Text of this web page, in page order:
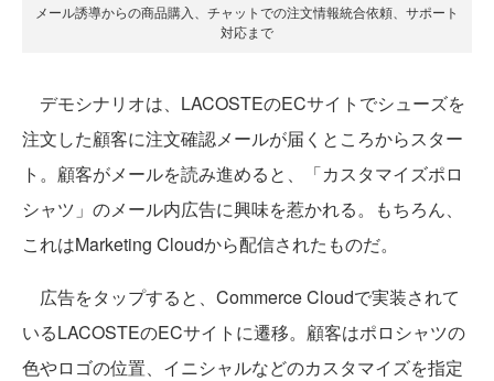
メール誘導からの商品購入、チャットでの注文情報統合依頼、サポート
対応まで
デモシナリオは、LACOSTEのECサイトでシューズを
注文した顧客に注文確認メールが届くところからスター
ト。顧客がメールを読み進めると、「カスタマイズポロ
シャツ」のメール内広告に興味を惹かれる。もちろん、
これはMarketing Cloudから配信されたものだ。
広告をタップすると、Commerce Cloudで実装されて
いるLACOSTEのECサイトに遷移。顧客はポロシャツの
色やロゴの位置、イニシャルなどのカスタマイズを指定